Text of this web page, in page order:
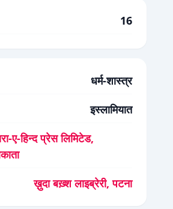
16
धर्म-शास्त्र
इस्लामियात
ए-हिन्द प्रेस लिमिटेड,
ख़ुदा बख़्श लाइब्रेरी, पटना